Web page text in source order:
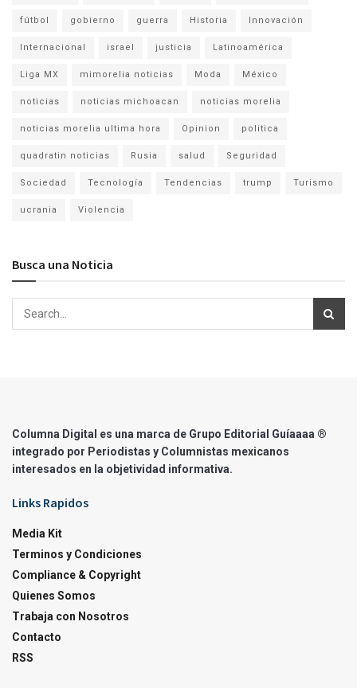
fútbol gobierno guerra Historia Innovación
Internacional israel justicia Latinoamérica
Liga MX mimorelia noticias Moda México
noticias noticias michoacan noticias morelia
noticias morelia ultima hora Opinion politica
quadratin noticias Rusia salud Seguridad
Sociedad Tecnología Tendencias trump Turismo
ucrania Violencia
Busca una Noticia
Columna Digital es una marca de Grupo Editorial Guíaaaa ®
integrado por Periodistas y Columnistas mexicanos
interesados en la objetividad informativa.
Links Rapidos
Media Kit
Terminos y Condiciones
Compliance & Copyright
Quienes Somos
Trabaja con Nosotros
Contacto
RSS